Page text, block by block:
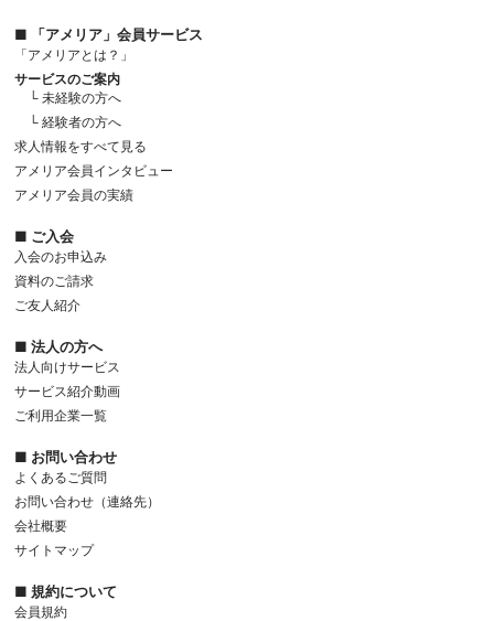
■ 「アメリア」会員サービス
「アメリアとは？」
サービスのご案内
└ 未経験の方へ
└ 経験者の方へ
求人情報をすべて見る
アメリア会員インタビュー
アメリア会員の実績
■ ご入会
入会のお申込み
資料のご請求
ご友人紹介
■ 法人の方へ
法人向けサービス
サービス紹介動画
ご利用企業一覧
■ お問い合わせ
よくあるご質問
お問い合わせ（連絡先）
会社概要
サイトマップ
■ 規約について
会員規約